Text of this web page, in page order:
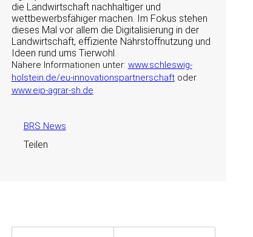
die Landwirtschaft nachhaltiger und
wettbewerbsfähiger machen. Im Fokus stehen
dieses Mal vor allem die Digitalisierung in der
Landwirtschaft, effiziente Nährstoffnutzung und
Ideen rund ums Tierwohl.
Nähere Informationen unter: www.schleswig-
holstein.de/eu-innovationspartnerschaftoder
www.eip-agrar-sh.de
BRS News
Teilen